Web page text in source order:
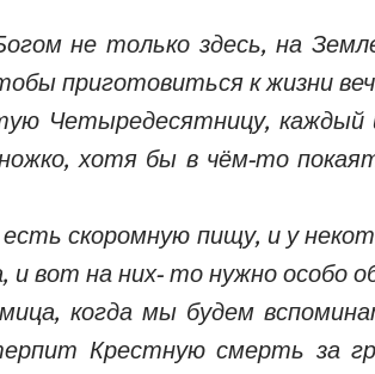
не только здесь, на
приготовиться к жизни
Четыредесятницу,
хотя бы в чём-то
скоромную пищу, и у
вот на них- то нужно особо
когда мы будем
Крестную смерть за